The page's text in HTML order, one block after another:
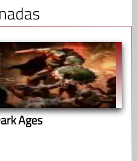
Ages